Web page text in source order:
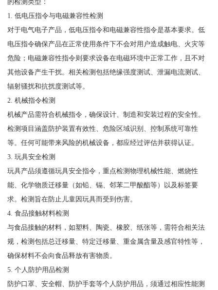
1. 低电压指令与电磁兼容性检测
对于电气电子产品，低电压指令和电磁兼容性指令是基本要求。低
电压指令确保产品在正常使用条件下不会对用户造成触电、火灾等
危险；电磁兼容性指令则要求设备在电磁环境中正常工作，且不对
其他设备产生干扰。相关检测包括绝缘强度测试、泄漏电流测试、
辐射骚扰和抗扰度测试等。
2. 机械指令检测
机械产品需符合机械指令，确保设计、制造和安装过程的安全性。
检测项目涵盖防护装置有效性、危险区域识别、控制系统可靠性
等。任何可能带来风险的机械设备，都应经过评估并获得认证。
3. 玩具安全检测
玩具产品须遵循玩具安全指令，重点检测物理机械性能、燃烧性
能、化学物质迁移量（如铅、镉、邻苯二甲酸酯等）以及标签要
求。检测旨在防止儿童因玩具而受到伤害。
4. 食品接触材料检测
与食品接触的材料，如塑料、陶瓷、橡胶、纸张等，需符合相关法
规，检测包括总迁移量、特定迁移量、重金属含量及感官特性等，
确保材料不会向食品释放有害物质。
5. 个人防护用品检测
防护口罩、安全帽、防护手套等个人防护用品，须通过相应性能测